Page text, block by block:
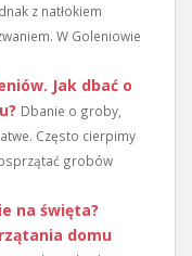
z natłokiem
W Goleniowie
Jak dbać o
Dbanie o groby,
Często cierpimy
grobów
na święta?
domu